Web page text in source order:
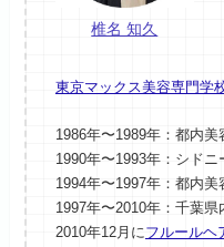
椎名 知久
東京マックス美容専門学
1986年〜1989年：都内
1990年〜1993年：シド
1994年〜1997年：都内美
1997年〜2010年：千葉県
2010年12月にフルールヘ